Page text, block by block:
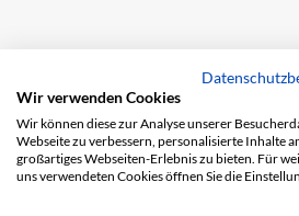
Wir verwenden Cookies
Wir können diese zur Analyse unserer
Webseite zu verbessern, personalisierte Inhalte
großartiges Webseiten-Erlebnis zu bieten. Für
uns verwendeten Cookies öffnen Sie die